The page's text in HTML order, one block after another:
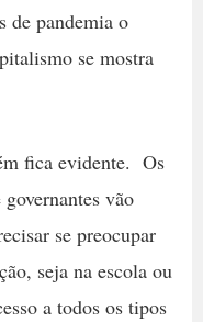
de pandemia o
se mostra
fica evidente. Os
vão
se preocupar
seja na escola ou
a todos os tipos